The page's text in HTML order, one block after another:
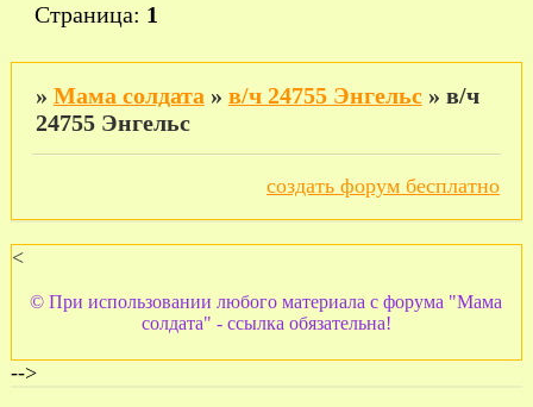
Страница: 1
» Мама солдата » в/ч 24755 Энгельс » в/ч
24755 Энгельс
создать форум бесплатно
<
© При использовании любого материала с форума "Мама
солдата" - ссылка обязательна!
-->